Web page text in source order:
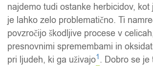
najdemo tudi ostanke herbicidov,
je lahko zelo problematično. Ti
povzročijo škodljive procese v
presnovnimi spremembami in
pri ljudeh, ki ga uživajo1. Dobro se je